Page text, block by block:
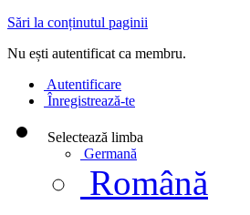
Sări la conținutul paginii
Nu ești autentificat ca membru.
Autentificare
Înregistrează-te
Selectează limba
Germană
Română